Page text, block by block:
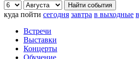
куда пойти сегодня завтра в выходные
Встречи
Выставки
Концерты
Обучение